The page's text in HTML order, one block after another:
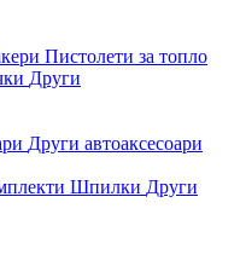
Пистолети за топло
Други
Други автоаксесоари
Шпилки Други